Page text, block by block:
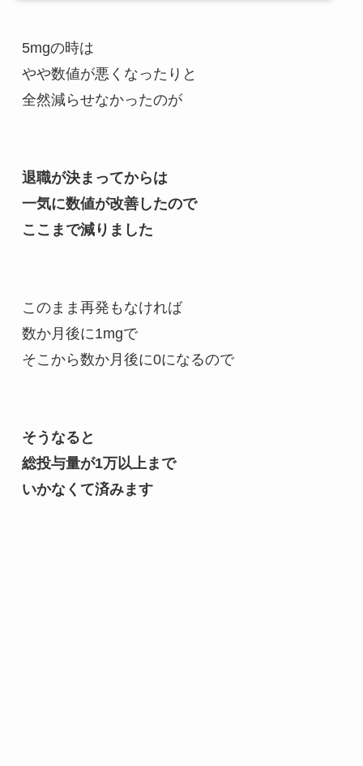
5mgの時は
やや数値が悪くなったりと
全然減らせなかったのが
退職が決まってからは
一気に数値が改善したので
ここまで減りました
このまま再発もなければ
数か月後に1mgで
そこから数か月後に0になるので
そうなると
総投与量が1万以上まで
いかなくて済みます